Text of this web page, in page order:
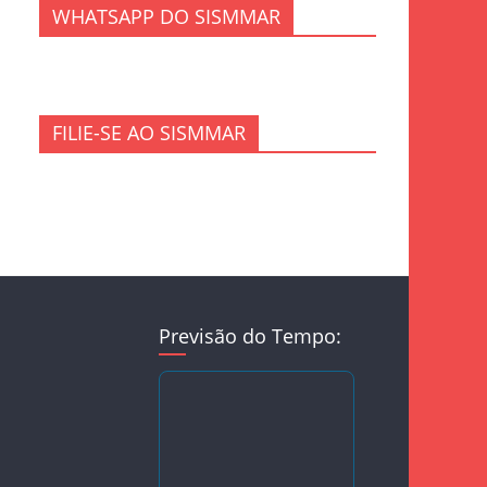
WHATSAPP DO SISMMAR
FILIE-SE AO SISMMAR
Previsão do Tempo: